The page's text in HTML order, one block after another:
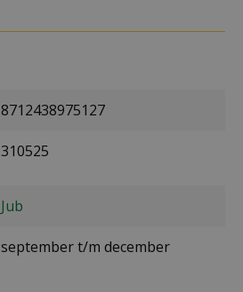
8712438975127
310525
Jub
september t/m december